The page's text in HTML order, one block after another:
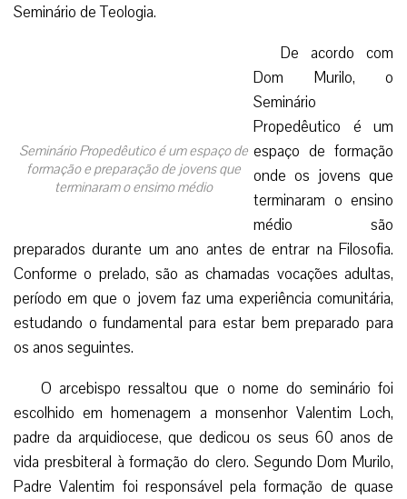
Seminário de Teologia.
Seminário Propedêutico é um espaço de
formação e preparação de jovens que
terminaram o ensimo médio
De acordo com
Dom Murilo, o
Seminário
Propedêutico é um
espaço de formação
onde os jovens que
terminaram o ensino
médio são
preparados durante um ano antes de entrar na Filosofia.
Conforme o prelado, são as chamadas vocações adultas,
período em que o jovem faz uma experiência comunitária,
estudando o fundamental para estar bem preparado para
os anos seguintes.
O arcebispo ressaltou que o nome do seminário foi
escolhido em homenagem a monsenhor Valentim Loch,
padre da arquidiocese, que dedicou os seus 60 anos de
vida presbiteral à formação do clero. Segundo Dom Murilo,
Padre Valentim foi responsável pela formação de quase